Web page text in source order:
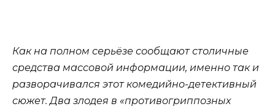
Как на полном серьёзе сообщают столичные
средства массовой информации, именно так и
разворачивался этот комедийно-детективный
сюжет. Два злодея в «противогриппозных